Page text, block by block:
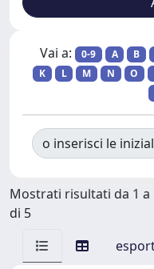
Vai a: 0-9 A B
K
L M N O
o inserisci le
Mostrati risultati da 1 a
di 5